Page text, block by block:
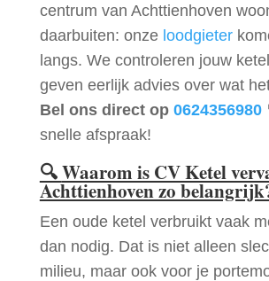
centrum van Achttienhoven
daarbuiten: onze loodgieter
langs. We controleren jouw
geven eerlijk advies over wat
Bel ons direct op 0624356980
snelle afspraak!
🔍Waarom is CV Ketel
Achttienhoven zo
Een oude ketel verbruikt vaak
dan nodig. Dat is niet alleen
milieu, maar ook voor je